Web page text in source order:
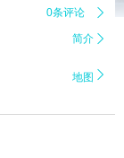
0条评论 
简介 
地图 